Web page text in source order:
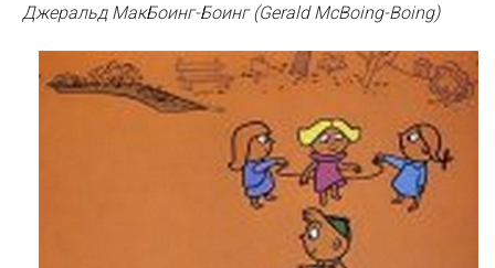
Джеральд МакБоинг-Боинг (Gerald McBoing-Boing)